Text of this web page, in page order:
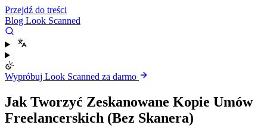
Przejdź do treści
Blog Look Scanned
Wypróbuj Look Scanned za darmo
Jak Tworzyć Zeskanowane Kopie Umów
Freelancerskich (Bez Skanera)